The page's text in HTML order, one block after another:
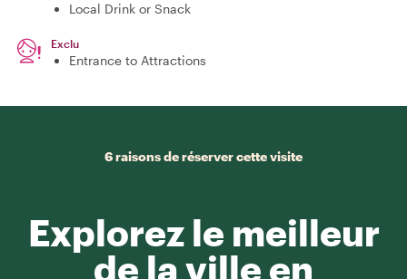
Local Drink or Snack
Exclu
Entrance to Attractions
6 raisons de réserver cette visite
Explorez le meilleur
de la ville en